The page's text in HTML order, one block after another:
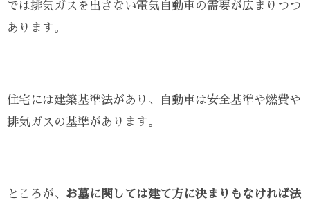
では排気ガスを出さない電気自動車の需要が広まりつつ
あります。
住宅には建築基準法があり、自動車は安全基準や燃費や
排気ガスの基準があります。
ところが、 お墓に関しては建て方に決まりもなければ法